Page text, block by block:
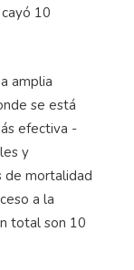
10
amplia
se está
efectiva -
y
de mortalidad
a la
total son 10